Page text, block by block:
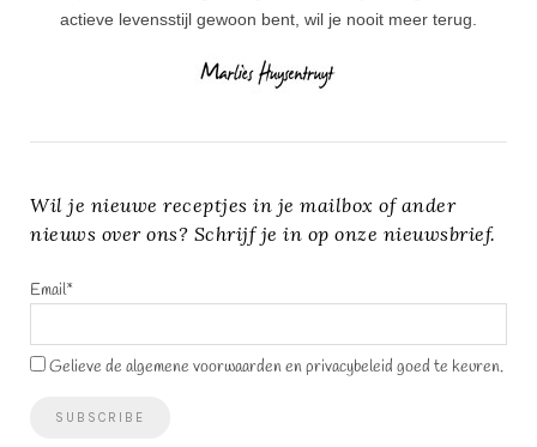
actieve levensstijl gewoon bent, wil je nooit meer terug.
Wil je nieuwe receptjes in je mailbox of ander
nieuws over ons? Schrijf je in op onze nieuwsbrief.
Email*
Gelieve de algemene voorwaarden en privacybeleid goed te keuren.